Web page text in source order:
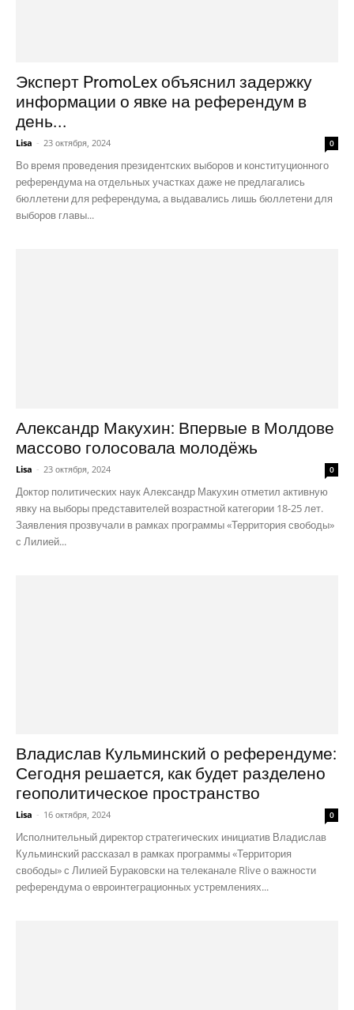
Эксперт PromoLex объяснил задержку
информации о явке на референдум в
день...
Lisa - 23 октября, 2024 0
Во время проведения президентских выборов и конституционного
референдума на отдельных участках даже не предлагались
бюллетени для референдума, а выдавались лишь бюллетени для
выборов главы...
Александр Макухин: Впервые в Молдове
массово голосовала молодёжь
Lisa - 23 октября, 2024 0
Доктор политических наук Александр Макухин отметил активную
явку на выборы представителей возрастной категории 18-25 лет.
Заявления прозвучали в рамках программы «Территория свободы»
с Лилией...
Владислав Кульминский о референдуме:
Сегодня решается, как будет разделено
геополитическое пространство
Lisa - 16 октября, 2024 0
Исполнительный директор стратегических инициатив Владислав
Кульминский рассказал в рамках программы «Территория
свободы» с Лилией Бураковски на телеканале Rlive о важности
референдума о евроинтеграционных устремлениях...